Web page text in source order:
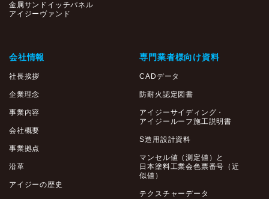
金属サンドイッチパネル
アイジーヴァンド
会社情報
社長挨拶
企業理念
事業内容
会社概要
事業拠点
沿革
アイジーの歴史
専門業者様向け資料
CADデータ
防耐火認定図書
アイジーサイディング・
アイジールーフ施工説明書
S造用設計資料
マンセル値（測定値）と
日本塗料工業会色票番号（近
似値）
テクスチャーデータ